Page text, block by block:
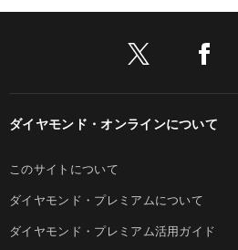
ダイヤモンド・オンラインについて
このサイトについて
ダイヤモンド・プレミアムについて
ダイヤモンド・プレミアム活用ガイド